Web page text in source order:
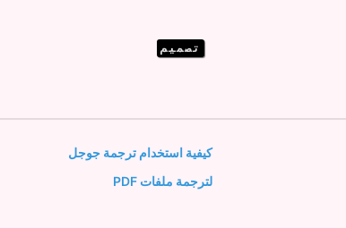
تصميم
كيفية استخدام ترجمة جوجل
لترجمة ملفات PDF